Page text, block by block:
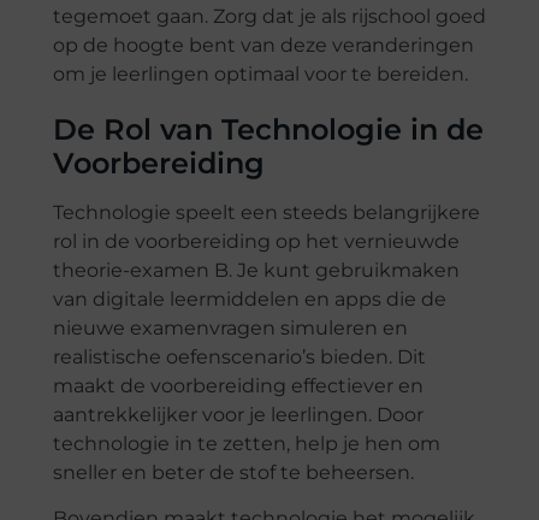
tegemoet gaan. Zorg dat je als rijschool goed
op de hoogte bent van deze veranderingen
om je leerlingen optimaal voor te bereiden.
De Rol van Technologie in de
Voorbereiding
Technologie speelt een steeds belangrijkere
rol in de voorbereiding op het vernieuwde
theorie-examen B. Je kunt gebruikmaken
van digitale leermiddelen en apps die de
nieuwe examenvragen simuleren en
realistische oefenscenario’s bieden. Dit
maakt de voorbereiding effectiever en
aantrekkelijker voor je leerlingen. Door
technologie in te zetten, help je hen om
sneller en beter de stof te beheersen.